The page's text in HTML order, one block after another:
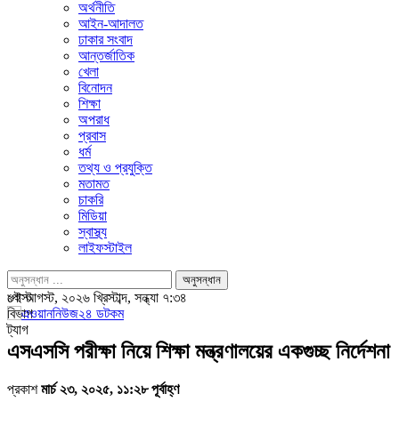
অর্থনীতি
আইন-আদালত
ঢাকার সংবাদ
আন্তর্জাতিক
খেলা
বিনোদন
শিক্ষা
অপরাধ
প্রবাস
ধর্ম
তথ্য ও প্রযুক্তি
মতামত
চাকরি
মিডিয়া
স্বাস্থ্য
লাইফস্টাইল
পোস্ট
বিভাগ
ট্যাগ
৯ই আগস্ট, ২০২৬ খ্রিস্টাব্দ, সন্ধ্যা ৭:৩৪
এসএসসি পরীক্ষা নিয়ে শিক্ষা মন্ত্রণালয়ের একগুচ্ছ নির্দেশনা
প্রকাশমার্চ ২৩, ২০২৫, ১১:২৮ পূর্বাহ্ণ